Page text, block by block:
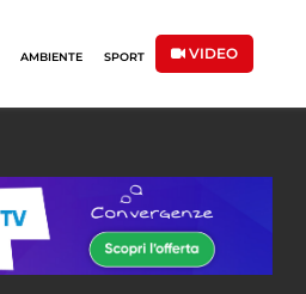
AMBIENTE SPORT VIDEO